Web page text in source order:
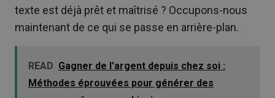
texte est déjà prêt et maîtrisé ? Occupons-nous
maintenant de ce qui se passe en arrière-plan.
READ Gagner de l'argent depuis chez soi :
Méthodes éprouvées pour générer des